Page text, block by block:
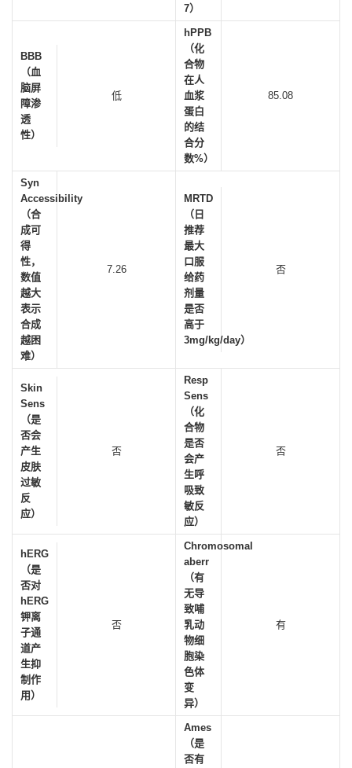
7）
BBB
（血
脑屏
障渗
透
性）
低
hPPB
（化
合物
在人
血浆
蛋白
的结
合分
数%）
85.08
Syn
Accessibility
（合
成可
得
性，
数值
越大
表示
合成
越困
难）
7.26
MRTD
（日
推荐
最大
口服
给药
剂量
是否
高于
3mg/kg/day）
否
Skin
Sens
（是
否会
产生
皮肤
过敏
反
应）
否
Resp
Sens
（化
合物
是否
会产
生呼
吸致
敏反
应）
否
hERG
（是
否对
hERG
钾离
子通
道产
生抑
制作
用）
否
Chromosomal
aberr
（有
无导
致哺
乳动
物细
胞染
色体
变
异）
有
Ames
（是
否有